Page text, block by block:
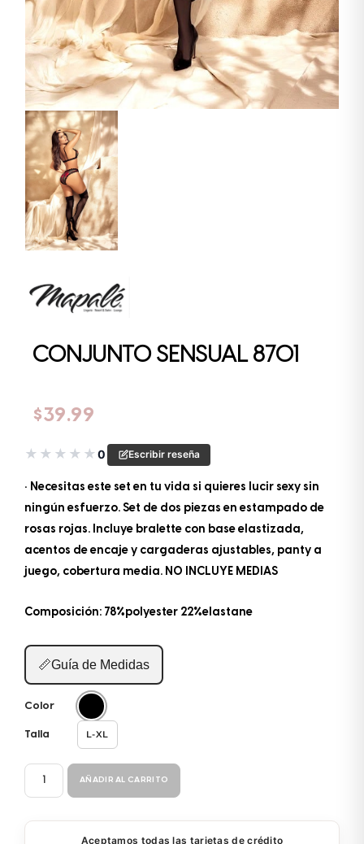
CONJUNTO SENSUAL 8701
$39.99
★ ★ ★ ★ ★0 Escribir reseña
• Necesitas este set en tu vida si quieres lucir sexy sin
ningún esfuerzo. Set de dos piezas en estampado de
rosas rojas. Incluye bralette con base elastizada,
acentos de encaje y cargaderas ajustables, panty a
juego, cobertura media. NO INCLUYE MEDIAS
Composición: 78%polyester 22%elastane
📏Guía de Medidas
Color
Talla L-XL
CONJUNTO
SENSUAL
AÑADIR AL CARRITO
Aceptamos todas las tarjetas de crédito